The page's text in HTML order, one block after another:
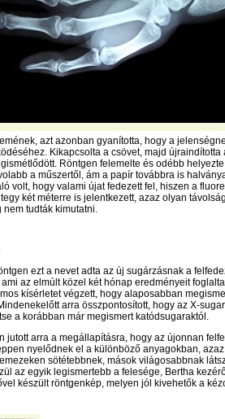
azt azonban gyanította, hogy a
Kikapcsolta a csövet, majd újraindította
Röntgen felemelte és odébb
a műszertől, ám a papír továbbra is
volt, hogy valami újat fedezett fel, hiszen a
két méterre is jelentkezett, azaz olyan
nem tudták kimutatni.
ezt a nevet adta az új sugárzásnak a
az elmúlt közel két hónap eredményeit
kísérletet végzett, hogy alaposabban
arra összpontosított, hogy az X-
a korábban már megismert katódsugaraktól.
jutott arra a megállapításra, hogy az újonnan
nyelődnek el a különböző anyagokban,
sötétebbnek, mások világosabbnak
az egyik legismertebb a felesége, Bertha
készült röntgenkép, melyen jól kivehetők a